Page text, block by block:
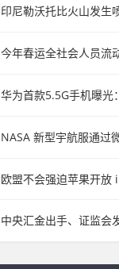
印尼勒沃托比火山发生
今年春运全社会人员流
华为首款5.5G手机曝光
NASA 新型宇航服通过
欧盟不会强迫苹果开放
中央汇金出手、证监会